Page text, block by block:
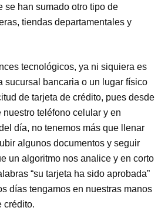
se han sumado otro tipo de
tiendas departamentales y
tecnológicos, ya ni siquiera es
sucursal bancaria o un lugar físico
de tarjeta de crédito, pues desde
nuestro teléfono celular y en
día, no tenemos más que llenar
algunos documentos y seguir
un algoritmo nos analice y en corto
“su tarjeta ha sido aprobada”
días tengamos en nuestras manos
crédito.